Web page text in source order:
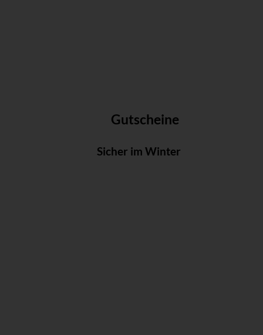
Gutscheine
Sicher im Winter